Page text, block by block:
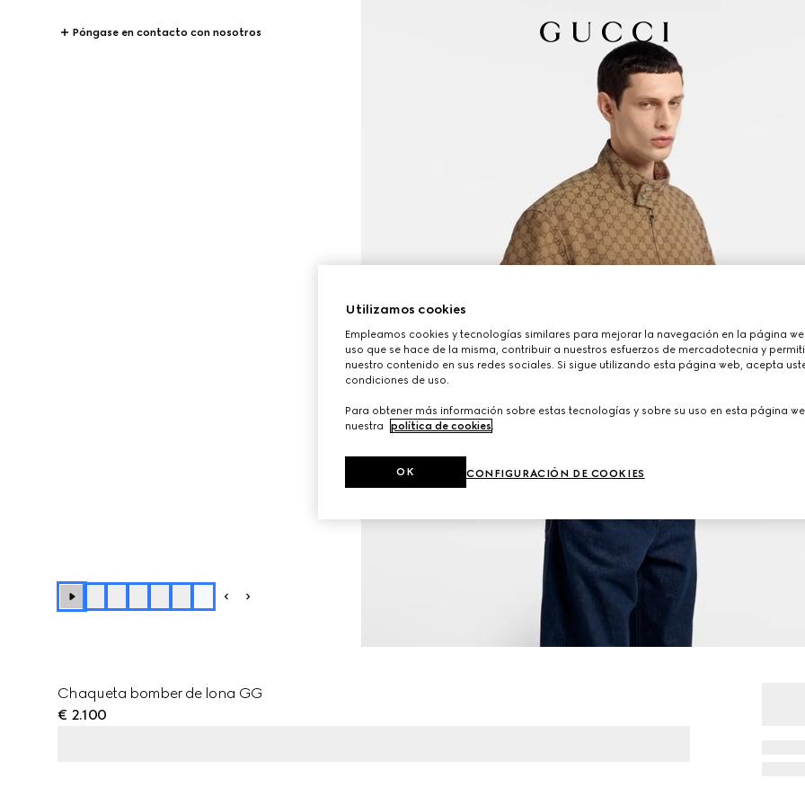
Póngase en contacto con nosotros
Chaqueta bomber de lona GG
€ 2.100
Utilizamos cookies
Empleamos cookies y tecnologías similares para mejorar la navegación en la página
uso que se hace de la misma, contribuir a nuestros esfuerzos de mercadotecnia y
nuestro contenido en sus redes sociales. Si sigue utilizando esta página web, acepta
condiciones de uso.
Para obtener más información sobre estas tecnologías y sobre su uso en esta página
nuestra
política de cookies.
CONFIGURACIÓN DE COOKIES
OK